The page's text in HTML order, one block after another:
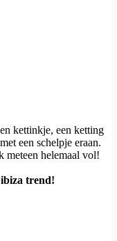
kettinkje, een ketting
een schelpje eraan.
meteen helemaal vol!
trend!